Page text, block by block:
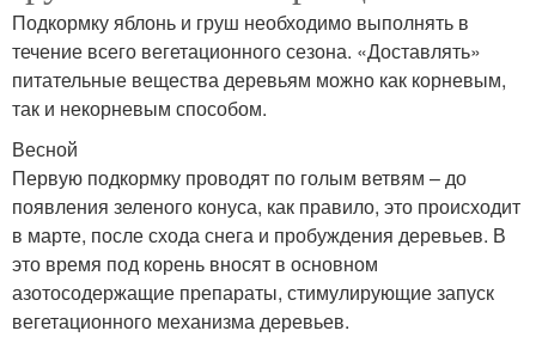
Подкормку яблонь и груш необходимо выполнять в
течение всего вегетационного сезона. «Доставлять»
питательные вещества деревьям можно как корневым,
так и некорневым способом.
Весной
Первую подкормку проводят по голым ветвям – до
появления зеленого конуса, как правило, это происходит
в марте, после схода снега и пробуждения деревьев. В
это время под корень вносят в основном
азотосодержащие препараты, стимулирующие запуск
вегетационного механизма деревьев.